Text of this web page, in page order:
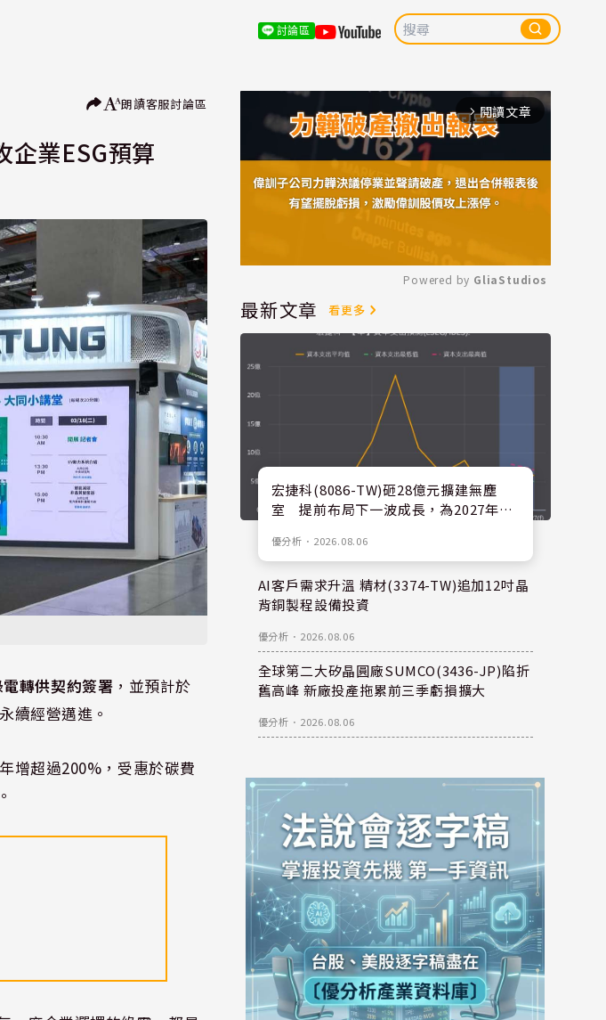
討論區
朗讀客服討論區
業ESG預算
電轉供契約簽署 ，並預計於
續經營邁進。
增超過200%，受惠於碳費
arrow_forward_ios 閱讀文章
Mute
Powered by GliaStudios
最新文章 看更多
宏捷科(8086-TW)砸28億元擴建無塵
室 提前布局下一波成長，為2027年後
優分析 ． 2026.08.06
AI客戶需求升溫 精材(3374-TW)追加12吋晶
背銅製程設備投資
優分析 ． 2026.08.06
全球第二大矽晶圓廠SUMCO(3436-JP)陷折
舊高峰 新廠投產拖累前三季虧損擴大
優分析 ． 2026.08.06